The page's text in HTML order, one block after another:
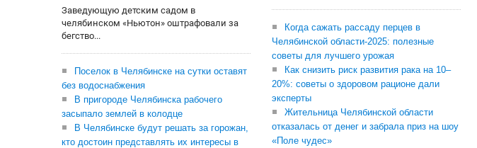
Заведующую детским садом в
челябинском «Ньютон» оштрафовали за
бегство...
Поселок в Челябинске на сутки оставят
без водоснабжения
В пригороде Челябинска рабочего
засыпало землей в колодце
В Челябинске будут решать за горожан,
кто достоин представлять их интересы в
Когда сажать рассаду перцев в
Челябинской области-2025: полезные
советы для лучшего урожая
Как снизить риск развития рака на 10–
20%: советы о здоровом рационе дали
эксперты
Жительница Челябинской области
отказалась от денег и забрала приз на шоу
«Поле чудес»